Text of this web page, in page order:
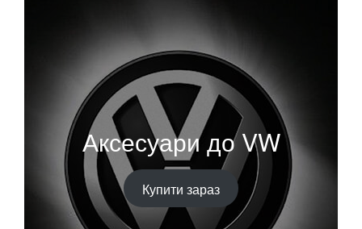
Аксесуари до VW
Купити зараз